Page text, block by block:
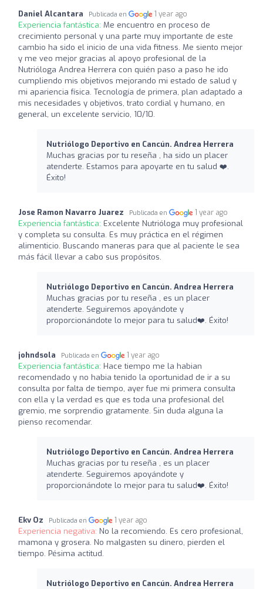
Daniel Alcantara Publicada en 1 year ago
Experiencia fantástica: Me encuentro en proceso de
crecimiento personal y una parte muy importante de este
cambio ha sido el inicio de una vida fitness. Me siento mejor
y me veo mejor gracias al apoyo profesional de la
Nutrióloga Andrea Herrera con quién paso a paso he ido
cumpliendo mis objetivos mejorando mi estado de salud y
mi apariencia física. Tecnología de primera, plan adaptado a
mis necesidades y objetivos, trato cordial y humano, en
general, un excelente servicio, 10/10.
Nutriólogo Deportivo en Cancún. Andrea Herrera
Muchas gracias por tu reseña , ha sido un placer
atenderte. Estamos para apoyarte en tu salud ❤️‍.
Éxito!
Jose Ramon Navarro Juarez Publicada en 1 year ago
Experiencia fantástica: Excelente Nutrióloga muy profesional
y completa su consulta. Es muy práctica en el régimen
alimenticio. Buscando maneras para que al paciente le sea
más fácil llevar a cabo sus propósitos.
Nutriólogo Deportivo en Cancún. Andrea Herrera
Muchas gracias por tu reseña , es un placer
atenderte. Seguiremos apoyándote y
proporcionándote lo mejor para tu salud❤️‍. Éxito!
johndsola Publicada en 1 year ago
Experiencia fantástica: Hace tiempo me la habian
recomendado y no habia tenido la oportunidad de ir a su
consulta por falta de tiempo, ayer fue mi primera consulta
con ella y la verdad es que es toda una profesional del
gremio, me sorprendio gratamente. Sin duda alguna la
pienso recomendar.
Nutriólogo Deportivo en Cancún. Andrea Herrera
Muchas gracias por tu reseña , es un placer
atenderte. Seguiremos apoyándote y
proporcionándote lo mejor para tu salud❤️‍. Éxito!
Ekv Oz Publicada en 1 year ago
Experiencia negativa: No la recomiendo. Es cero profesional,
mamona y grosera. No malgasten su dinero, pierden el
tiempo. Pésima actitud.
Nutriólogo Deportivo en Cancún. Andrea Herrera